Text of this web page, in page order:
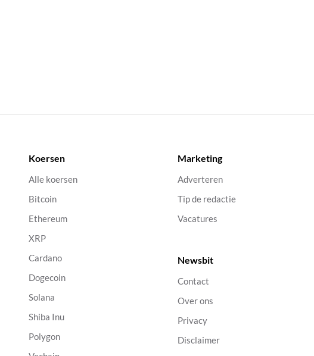
Koersen
Alle koersen
Bitcoin
Ethereum
XRP
Cardano
Dogecoin
Solana
Shiba Inu
Polygon
Marketing
Adverteren
Tip de redactie
Vacatures
Newsbit
Contact
Over ons
Privacy
Disclaimer